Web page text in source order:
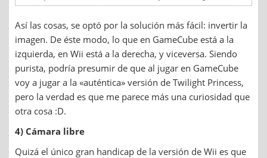
Así las cosas, se optó por la solución más fácil: invertir la
imagen. De éste modo, lo que en GameCube está a la
izquierda, en Wii está a la derecha, y viceversa. Siendo
purista, podría presumir de que al jugar en GameCube
voy a jugar a la «auténtica» versión de Twilight Princess,
pero la verdad es que me parece más una curiosidad que
otra cosa :D.
4) Cámara libre
Quizá el único gran handicap de la versión de Wii es que